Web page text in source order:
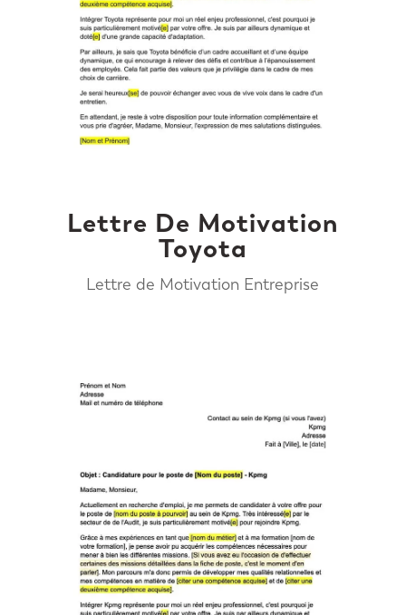
Lettre De Motivation
Toyota
Lettre de Motivation Entreprise